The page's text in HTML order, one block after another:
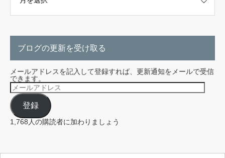
ブログの更新を受け取る
メールアドレスを記入して登録すれば、更新通知をメールで受信
できます。
メ
ー
ル
ア
ド
レ
ス
登録
1,768人の購読者に加わりましょう